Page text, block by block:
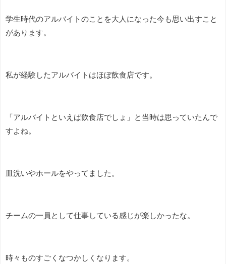
学生時代のアルバイトのことを大人になった今も思い出すこと
があります。
私が経験したアルバイトはほぼ飲食店です。
「アルバイトといえば飲食店でしょ」と当時は思っていたんで
すよね。
皿洗いやホールをやってました。
チームの一員として仕事している感じが楽しかったな。
時々ものすごくなつかしくなります。